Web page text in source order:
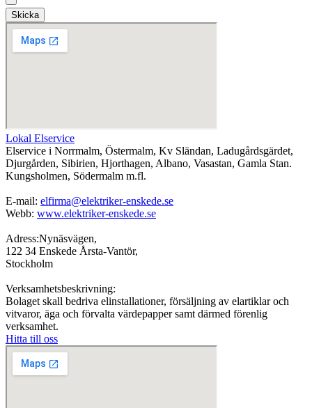
Skicka
Lokal Elservice
Elservice i Norrmalm, Östermalm, Kv Sländan, Ladugårdsgärdet,
Djurgården, Sibirien, Hjorthagen, Albano, Vasastan, Gamla Stan.
Kungsholmen, Södermalm m.fl.
E-mail: elfirma@elektriker-enskede.se
Webb: www.elektriker-enskede.se
Adress:Nynäsvägen,
122 34 Enskede Årsta-Vantör,
Stockholm
Verksamhetsbeskrivning:
Bolaget skall bedriva elinstallationer, försäljning av elartiklar och
vitvaror, äga och förvalta värdepapper samt därmed förenlig
verksamhet.
Hitta till oss